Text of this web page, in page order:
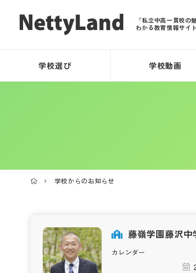
「私立中高一貫校の
わかる教育情報サイト
学校選び 学校動画
学校からのお知らせ
藤嶺学園藤沢中
カレンダー